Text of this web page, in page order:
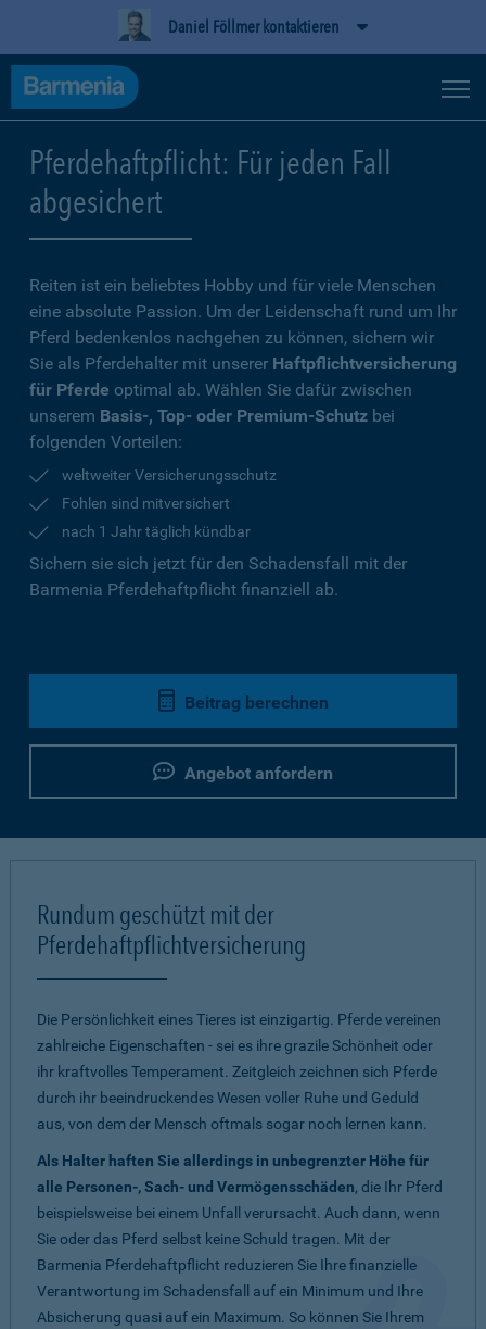
Daniel Föllmer kontaktieren
Pferdehaftpflicht: Für jeden Fall
abgesichert
Reiten ist ein beliebtes Hobby und für viele Menschen
eine absolute Passion. Um der Leidenschaft rund um Ihr
Pferd bedenkenlos nachgehen zu können, sichern wir
Sie als Pferdehalter mit unserer Haftpflichtversicherung
für Pferde optimal ab. Wählen Sie dafür zwischen
unserem Basis-, Top- oder Premium-Schutz bei
folgenden Vorteilen:
weltweiter Versicherungsschutz
Fohlen sind mitversichert
nach 1 Jahr täglich kündbar
Sichern sie sich jetzt für den Schadensfall mit der
Barmenia Pferdehaftpflicht finanziell ab.
Beitrag berechnen
Angebot anfordern
Rundum geschützt mit der
Pferdehaftpflichtversicherung
Die Persönlichkeit eines Tieres ist einzigartig. Pferde vereinen
zahlreiche Eigenschaften - sei es ihre grazile Schönheit oder
ihr kraftvolles Temperament. Zeitgleich zeichnen sich Pferde
durch ihr beeindruckendes Wesen voller Ruhe und Geduld
aus, von dem der Mensch oftmals sogar noch lernen kann.
Als Halter haften Sie allerdings in unbegrenzter Höhe für
alle Personen-, Sach- und Vermögensschäden, die Ihr Pferd
beispielsweise bei einem Unfall verursacht. Auch dann, wenn
Sie oder das Pferd selbst keine Schuld tragen. Mit der
Barmenia Pferdehaftpflicht reduzieren Sie Ihre finanzielle
Verantwortung im Schadensfall auf ein Minimum und Ihre
Absicherung quasi auf ein Maximum. So können Sie Ihrem